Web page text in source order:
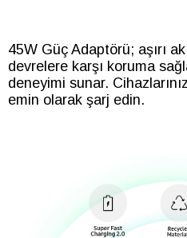
45W Güç Adaptörü; aşırı
devrelere karşı koruma
deneyimi sunar.
emin olarak şarj edin.